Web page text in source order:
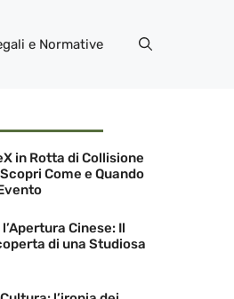
e Normative
in Rotta di Collisione
Come e Quando
Cinese: Il
di una Studiosa